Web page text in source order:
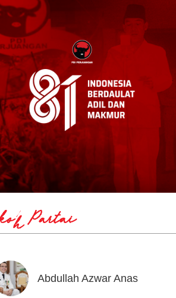
Partai
Abdullah Azwar Anas